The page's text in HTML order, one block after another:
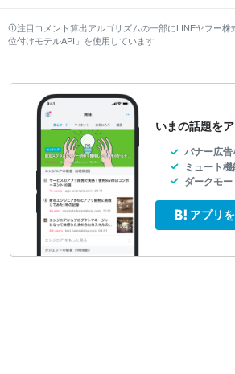
注目コメント算出アルゴリズムの一部にLINEヤフー
位付けモデルAPI」を使用しています
いまの話題を
バナー広告
ミュート機
ダークモー
アプリ